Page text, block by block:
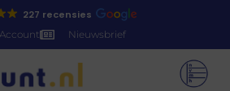
227 recensies
Account Nieuwsbrief